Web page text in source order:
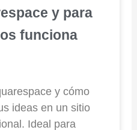
y para
funciona
y cómo
ideas en un sitio
Ideal para